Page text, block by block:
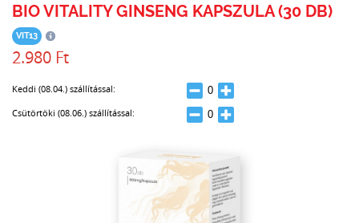
BIO VITALITY GINSENG KAPSZULA (30 DB)
VIT13
2.980 Ft
Keddi (08.04.) szállítással:
Csütörtöki (08.06.) szállítással: